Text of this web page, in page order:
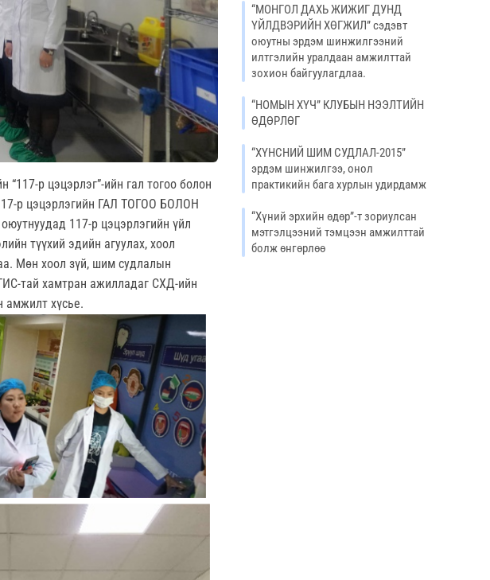
“117-р цэцэрлэг”-ийн гал тогоо болон
р цэцэрлэгийн ГАЛ ТОГОО БОЛОН
117-р цэцэрлэгийн үйл
түүхий эдийн агуулах, хоол
Мөн хоол зүй, шим судлалын
тай хамтран ажилладаг СХД-ийн
амжилт хүсье.
“МОНГОЛ ДАХЬ ЖИЖИГ ДУНД
ҮЙЛДВЭРИЙН ХӨГЖИЛ” сэдэвт
оюутны эрдэм шинжилгээний
илтгэлийн уралдаан амжилттай
зохион байгуулагдлаа.
“НОМЫН ХҮЧ” КЛУБЫН НЭЭЛТИЙН
ӨДӨРЛӨГ
“ХҮНСНИЙ ШИМ СУДЛАЛ-2015”
эрдэм шинжилгээ, онол
практикийн бага хурлын удирдамж
“Хүний эрхийн өдөр”-т зориулсан
мэтгэлцээний тэмцээн амжилттай
болж өнгөрлөө